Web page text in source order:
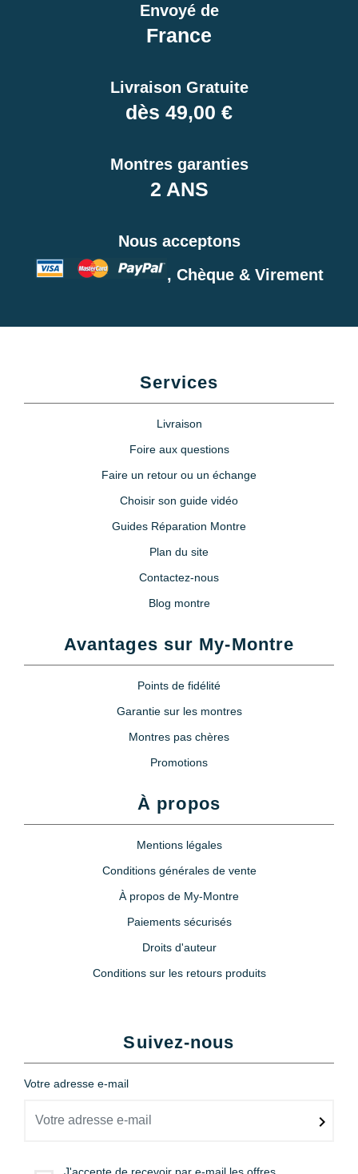
Envoyé de
France
Livraison Gratuite
dès 49,00 €
Montres garanties
2 ANS
Nous acceptons
, Chèque & Virement
Services
Livraison
Foire aux questions
Faire un retour ou un échange
Choisir son guide vidéo
Guides Réparation Montre
Plan du site
Contactez-nous
Blog montre
Avantages sur My-Montre
Points de fidélité
Garantie sur les montres
Montres pas chères
Promotions
À propos
Mentions légales
Conditions générales de vente
À propos de My-Montre
Paiements sécurisés
Droits d'auteur
Conditions sur les retours produits
Suivez-nous
Votre adresse e-mail